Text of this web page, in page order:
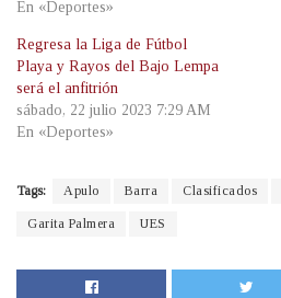
En «Deportes»
Regresa la Liga de Fútbol
Playa y Rayos del Bajo Lempa
será el anfitrión
sábado, 22 julio 2023 7:29 AM
En «Deportes»
Tags: Apulo Barra Clasificados
Garita Palmera UES